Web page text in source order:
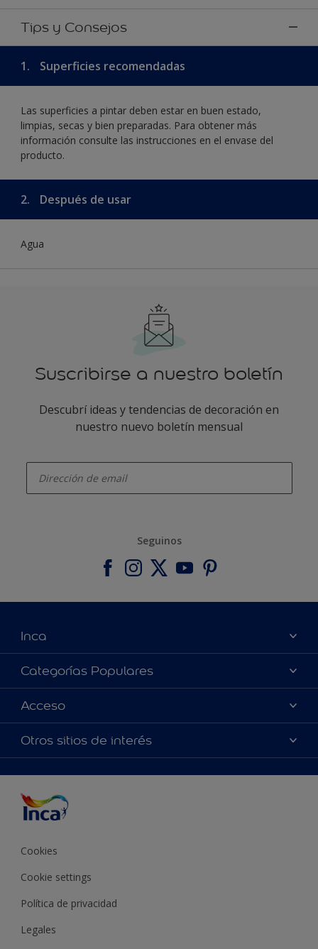
Tips y Consejos
1. Superficies recomendadas
Las superficies a pintar deben estar en buen estado,
limpias, secas y bien preparadas. Para obtener más
información consulte las instrucciones en el envase del
producto.
2. Después de usar
Agua
Suscribirse a nuestro boletín
Descubrí ideas y tendencias de decoración en
nuestro nuevo boletín mensual
Seguinos
Inca
Acerca de Inca
Contactanos
Encontrá un distribuidor Inca
Categorías Populares
Colores
Productos
Inspiración
Acceso
Accesibilidad
Precisión del color
Otros sitios de interés
Cookies
Cookie settings
Política de privacidad
Legales